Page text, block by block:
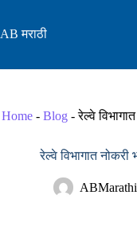
content
AB मराठी
Home -Blog -रेल्वे
रेल्वे विभागात
ABMarathi